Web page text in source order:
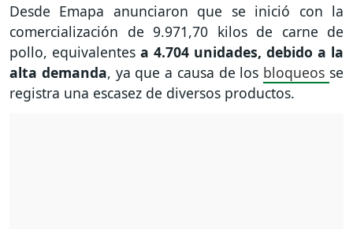
Desde Emapa anunciaron que se inició con la
comercialización de 9.971,70 kilos de carne de
pollo, equivalentes a 4.704 unidades, debido a la
alta demanda, ya que a causa de los bloqueos se
registra una escasez de diversos productos.